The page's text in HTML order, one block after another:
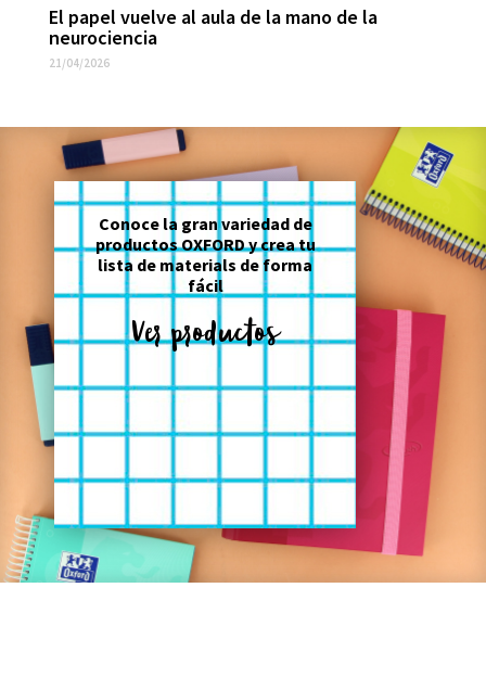
El papel vuelve al aula de la mano de la
neurociencia
21/04/2026
Conoce la gran variedad de
productos OXFORD y crea tu
lista de materials de forma
fácil
Ver productos